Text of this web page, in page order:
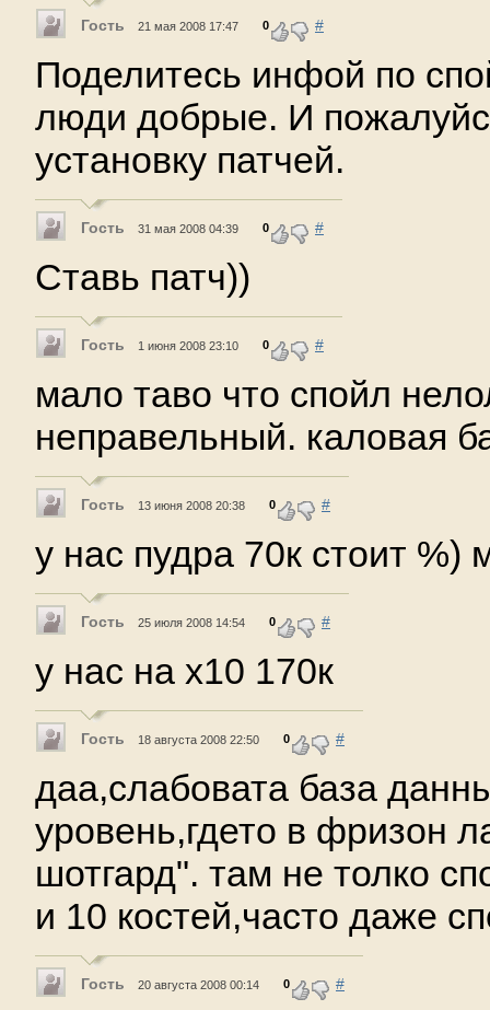
Гость 21 мая 2008 17:47 0 #
Поделитесь инфой по
люди добрые. И
установку патчей.
Гость 31 мая 2008 04:39 0 #
Ставь патч))
Гость 1 июня 2008 23:10 0 #
мало таво что спойл
неправельный. каловая
Гость 13 июня 2008 20:38 0 #
у нас пудра 70к стоит %)
Гость 25 июля 2008 14:54 0 #
у нас на х10 170к
Гость 18 августа 2008 22:50 0 #
даа,слабовата база
уровень,гдето в фризон
шотгард". там не толко
и 10 костей,часто даже
Гость 20 августа 2008 00:14 0 #